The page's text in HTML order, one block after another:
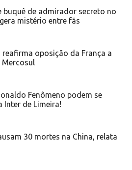
buquê de admirador secreto no
mistério entre fãs
reafirma oposição da França a
Fenômeno podem se
de Limeira!
30 mortes na China, relata